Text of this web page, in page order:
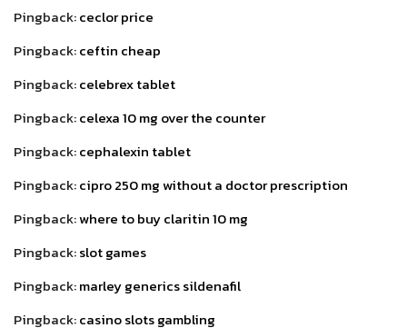
Pingback:ceclor price
Pingback:ceftin cheap
Pingback:celebrex tablet
Pingback:celexa 10 mg over the counter
Pingback:cephalexin tablet
Pingback:cipro 250 mg without a doctor prescription
Pingback:where to buy claritin 10 mg
Pingback:slot games
Pingback:marley generics sildenafil
Pingback:casino slots gambling